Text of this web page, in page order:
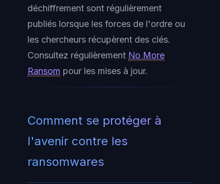
déchiffrement sont régulièrement
publiés lorsque les forces de l'ordre ou
les chercheurs récupèrent des clés.
Consultez régulièrement No More
Ransom pour les mises à jour.
Comment se protéger à
l'avenir contre les
ransomwares